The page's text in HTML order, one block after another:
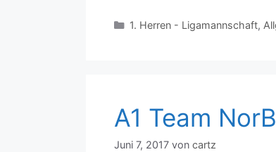
Kategorien
1. Herren - Ligamannschaft,
A1 Team
Juni 7, 2017 von cartz